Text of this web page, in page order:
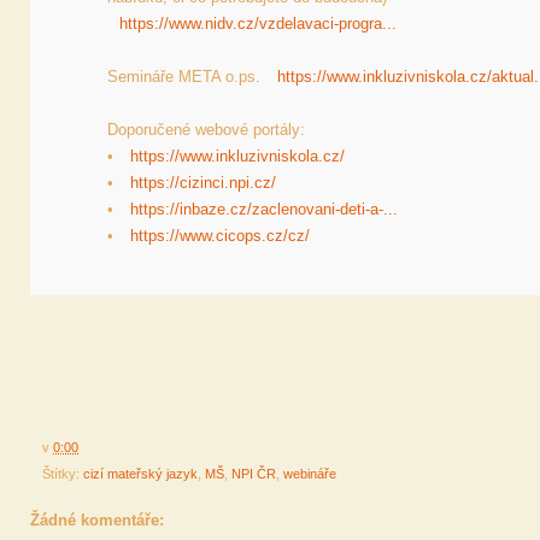
https://www.nidv.cz/vzdelavaci-progra...
Semináře META o.ps. https://www.inkluzivniskola.cz/
Doporučené webové portály:
•
https://www.inkluzivniskola.cz/
•
https://cizinci.npi.cz/
•
https://inbaze.cz/zaclenovani-deti-a-...
•
https://www.cicops.cz/cz/
v 0:00
Štítky: cizí mateřský jazyk MŠ NPI ČR webináře
Žádné komentáře: